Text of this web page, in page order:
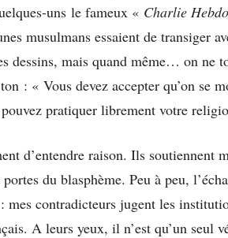
uns le fameux « Charlie Hebdo
musulmans essaient de transiger
dessins, mais quand même… on ne
: « Vous devez accepter qu’on se
pratiquer librement votre
d’entendre raison. Ils soutiennent
du blasphème. Peu à peu,
mes contradicteurs jugent les
A leurs yeux, il n’est qu’un seul